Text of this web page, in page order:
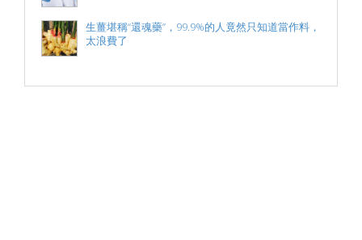
生薑堪稱“還魂藥”，99.9%的人竟然只知道當作料，
太浪費了